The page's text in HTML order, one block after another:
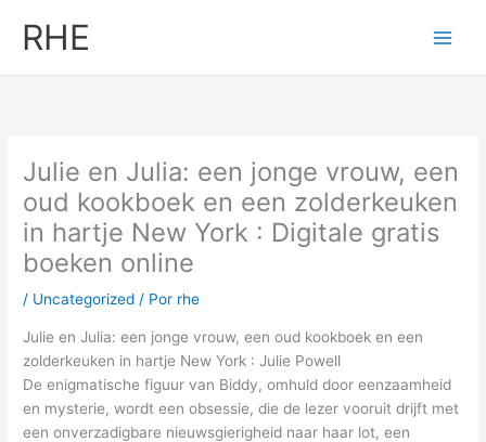
RHE
Julie en Julia: een jonge vrouw, een
oud kookboek en een zolderkeuken
in hartje New York : Digitale gratis
boeken online
/ Uncategorized / Por rhe
Julie en Julia: een jonge vrouw, een oud kookboek en een
zolderkeuken in hartje New York : Julie Powell
De enigmatische figuur van Biddy, omhuld door eenzaamheid
en mysterie, wordt een obsessie, die de lezer vooruit drijft met
een onverzadigbare nieuwsgierigheid naar haar lot, een